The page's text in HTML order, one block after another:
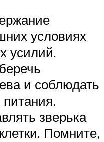
условиях
усилий.
и соблюдать
зверька
Помните,